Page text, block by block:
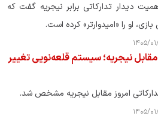
دیدار تدارکاتی برابر نیجریه گفت که
او را «امیدوارتر» کرده است.
نیجریه؛ سیستم قلعه‌نویی تغییر
امروز مقابل نیجریه مشخص شد.